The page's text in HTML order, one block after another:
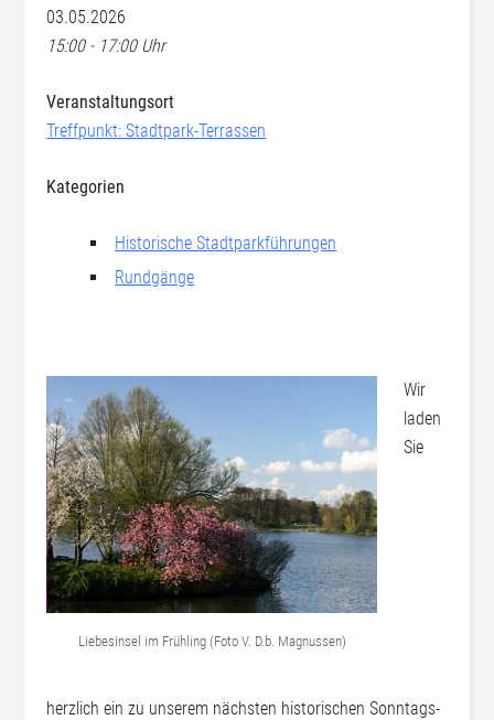
03.05.2026
15:00 - 17:00 Uhr
Veranstaltungsort
Treffpunkt: Stadtpark-Terrassen
Kategorien
Historische Stadtparkführungen
Rundgänge
Liebesinsel im Frühling (Foto V. D.b. Magnussen)
Wir
laden
Sie
herzlich ein zu unserem nächsten historischen Sonntags-